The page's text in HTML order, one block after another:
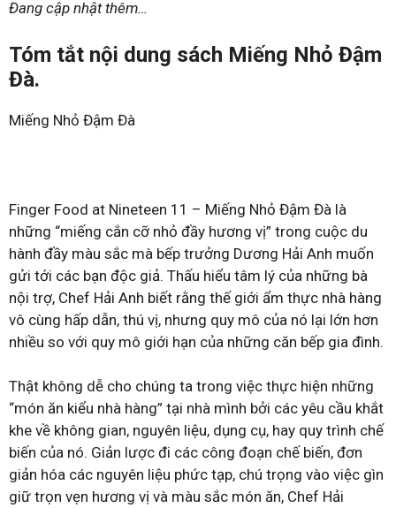
Đang cập nhật thêm…
Tóm tắt nội dung sách Miếng Nhỏ Đậm
Đà.
Miếng Nhỏ Đậm Đà
Finger Food at Nineteen 11 – Miếng Nhỏ Đậm Đà là
những “miếng cắn cỡ nhỏ đầy hương vị” trong cuộc du
hành đầy màu sắc mà bếp trưởng Dương Hải Anh muốn
gửi tới các bạn độc giả. Thấu hiểu tâm lý của những bà
nội trợ, Chef Hải Anh biết rằng thế giới ẩm thực nhà hàng
vô cùng hấp dẫn, thú vị, nhưng quy mô của nó lại lớn hơn
nhiều so với quy mô giới hạn của những căn bếp gia đình.
Thật không dễ cho chúng ta trong việc thực hiện những
“món ăn kiểu nhà hàng” tại nhà mình bởi các yêu cầu khắt
khe về không gian, nguyên liệu, dụng cụ, hay quy trình chế
biến của nó. Giản lược đi các công đoạn chế biến, đơn
giản hóa các nguyên liệu phức tạp, chú trọng vào việc gìn
giữ trọn vẹn hương vị và màu sắc món ăn, Chef Hải